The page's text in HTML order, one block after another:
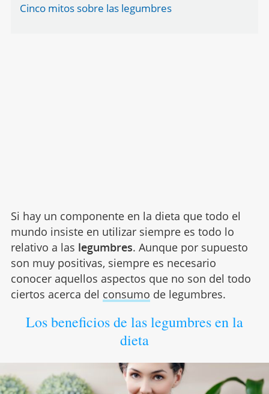
Cinco mitos sobre las legumbres
Si hay un componente en la dieta que todo el
mundo insiste en utilizar siempre es todo lo
relativo a las legumbres. Aunque por supuesto
son muy positivas, siempre es necesario
conocer aquellos aspectos que no son del todo
ciertos acerca del consumo de legumbres.
Los beneficios de las legumbres en la
dieta